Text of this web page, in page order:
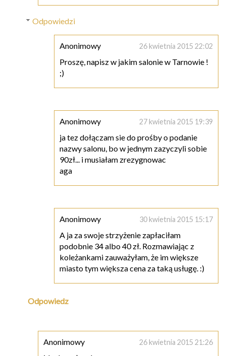
Odpowiedzi
Anonimowy 26 kwietnia 2015 22:02
Proszę, napisz w jakim salonie w Tarnowie !
;)
Anonimowy 27 kwietnia 2015 19:39
ja tez dołączam sie do prośby o podanie
nazwy salonu, bo w jednym zazyczyli sobie
90zł... i musiałam zrezygnowac
aga
Anonimowy 30 kwietnia 2015 15:17
A ja za swoje strzyżenie zapłaciłam
podobnie 34 albo 40 zł. Rozmawiając z
koleżankami zauważyłam, że im większe
miasto tym większa cena za taką usługę. :)
Odpowiedz
Anonimowy 26 kwietnia 2015 21:26